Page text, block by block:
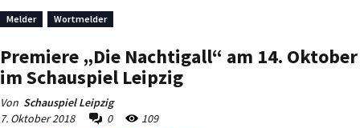
Melder Wortmelder
Premiere „Die Nachtigall“ am 14. Oktober
im Schauspiel Leipzig
Von Schauspiel Leipzig
7. Oktober 2018
0 109